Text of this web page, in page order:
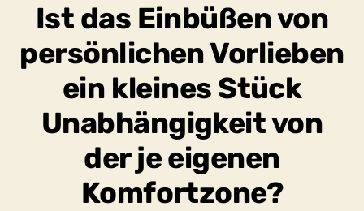
Ist das Einbüßen von
persönlichen Vorlieben
ein kleines Stück
Unabhängigkeit von
der je eigenen
Komfortzone?